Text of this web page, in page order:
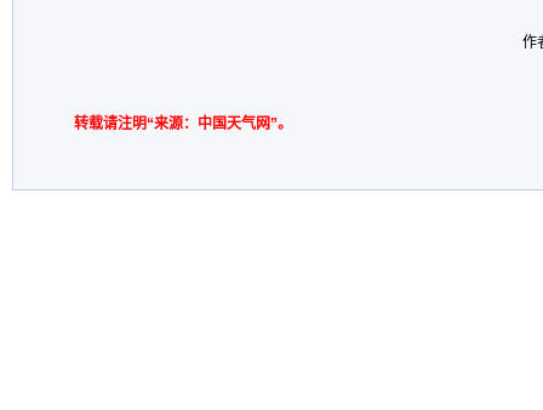
作
转载请注明“来源：中国天气网”。